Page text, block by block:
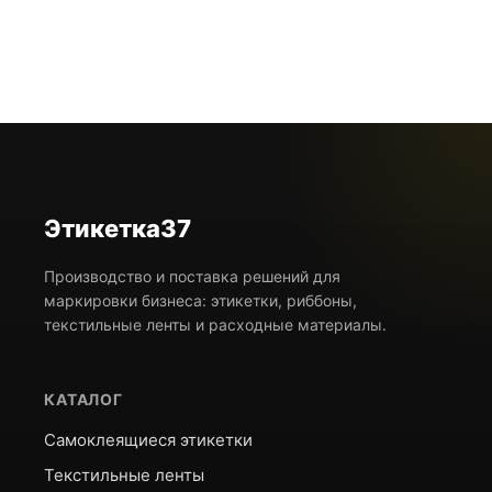
Этикетка37
Производство и поставка решений для
маркировки бизнеса: этикетки, риббоны,
текстильные ленты и расходные материалы.
КАТАЛОГ
Самоклеящиеся этикетки
Текстильные ленты